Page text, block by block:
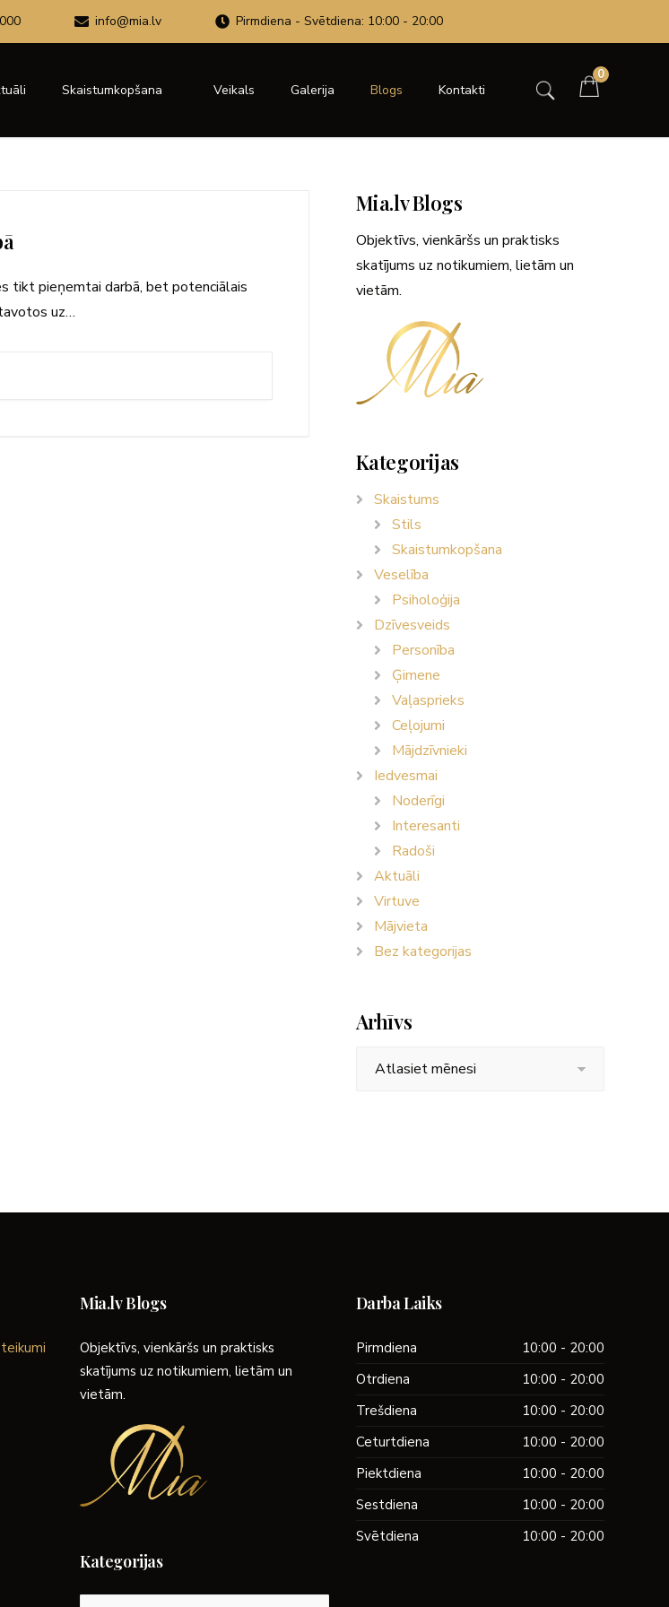
info@mia.lv Pirmdiena - Svētdiena: 10:00 - 20:00
Skaistumkopšana Veikals Galerija Blogs Kontakti
0
tikt pieņemtai darbā, bet potenciālais
uz…
Mia.lv Blogs
Objektīvs, vienkāršs un praktisks
skatījums uz notikumiem, lietām un
vietām.
Kategorijas
Skaistums
Stils
Skaistumkopšana
Veselība
Psiholoģija
Dzīvesveids
Personība
Ģimene
Vaļasprieks
Ceļojumi
Mājdzīvnieki
Iedvesmai
Noderīgi
Interesanti
Radoši
Aktuāli
Virtuve
Mājvieta
Bez kategorijas
Arhīvs
Mia.lv Blogs
Objektīvs, vienkāršs un praktisks
skatījums uz notikumiem, lietām un
vietām.
Kategorijas
Darba Laiks
Pirmdiena
10:00 - 20:00
Otrdiena
10:00 - 20:00
Trešdiena
10:00 - 20:00
Ceturtdiena
10:00 - 20:00
Piektdiena
10:00 - 20:00
Sestdiena
10:00 - 20:00
Svētdiena
10:00 - 20:00